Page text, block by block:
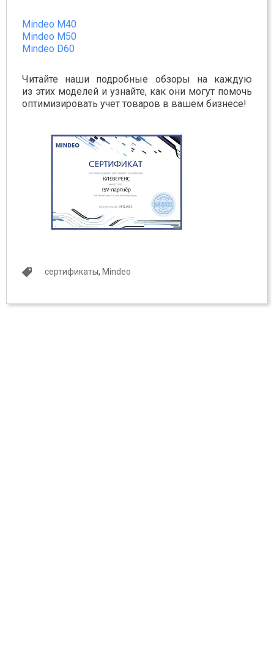
Mindeo M40
Mindeo M50
Mindeo D60
Читайте наши подробные обзоры на каждую
из этих моделей и узнайте, как они могут помочь
оптимизировать учет товаров в вашем бизнесе!
сертификаты, Mindeo